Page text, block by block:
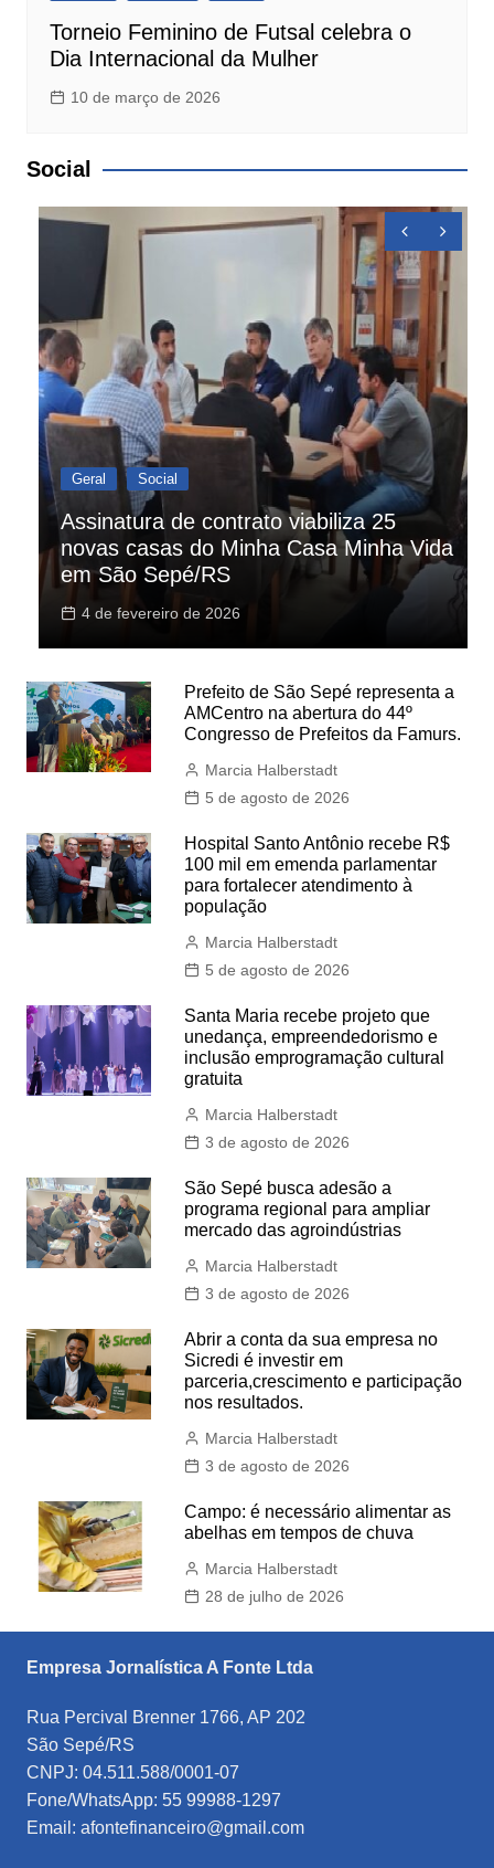
Torneio Feminino de Futsal celebra o
Dia Internacional da Mulher
10 de março de 2026
Social
Geral Social
Assinatura de contrato viabiliza 25
novas casas do Minha Casa Minha Vida
em São Sepé/RS
4 de fevereiro de 2026
Prefeito de São Sepé representa a
AMCentro na abertura do 44º
Congresso de Prefeitos da Famurs.
Marcia Halberstadt
5 de agosto de 2026
Hospital Santo Antônio recebe R$
100 mil em emenda parlamentar
para fortalecer atendimento à
população
Marcia Halberstadt
5 de agosto de 2026
Santa Maria recebe projeto que
unedança, empreendedorismo e
inclusão emprogramação cultural
gratuita
Marcia Halberstadt
3 de agosto de 2026
São Sepé busca adesão a
programa regional para ampliar
mercado das agroindústrias
Marcia Halberstadt
3 de agosto de 2026
Abrir a conta da sua empresa no
Sicredi é investir em
parceria,crescimento e participação
nos resultados.
Marcia Halberstadt
3 de agosto de 2026
Campo: é necessário alimentar as
abelhas em tempos de chuva
Marcia Halberstadt
28 de julho de 2026
Empresa Jornalística A Fonte Ltda
Rua Percival Brenner 1766, AP 202
São Sepé/RS
CNPJ: 04.511.588/0001-07
Fone/WhatsApp: 55 99988-1297
Email: afontefinanceiro@gmail.com